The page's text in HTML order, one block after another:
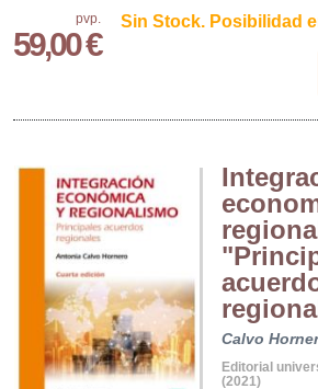
pvp.
59,00 €
Sin Stock. Posibilidad
Calvo
Editorial
(2021)